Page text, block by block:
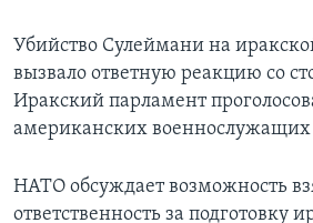
Убийство Сулеймани на
вызвало ответную реакцию со
Иракский парламент
американских военнослужащих
НАТО обсуждает возможность
ответственность за подготовку